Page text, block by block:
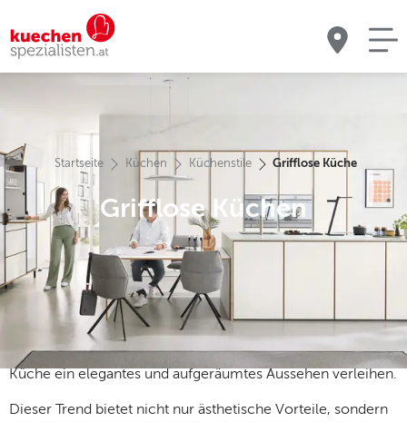
Startseite Küchen Küchenstile Grifflose Küche
Grifflose Küchen
Minimalismus und klare Linien sind heute auch in der
Küchengestaltung gefragt. Eine der auffälligsten
Entwicklungen in den letzten Jahren ist die grifflose Küche.
Sie verzichtet bewusst auf sichtbare Griffe und setzt
stattdessen auf moderne Öffnungsmechanismen, die der
Küche ein elegantes und aufgeräumtes Aussehen verleihen.
Dieser Trend bietet nicht nur ästhetische Vorteile, sondern